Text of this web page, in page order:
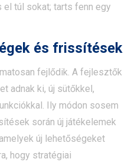
el túl sokat; tarts fenn egy
és frissítések
fejlődik. A fejlesztők
adnak ki, új sütőkkel,
Ily módon sosem
során új játékelemek
új lehetőségeket
hogy stratégiai